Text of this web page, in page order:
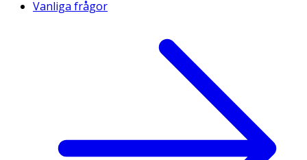
Vanliga frågor